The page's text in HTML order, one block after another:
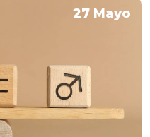
27 Mayo